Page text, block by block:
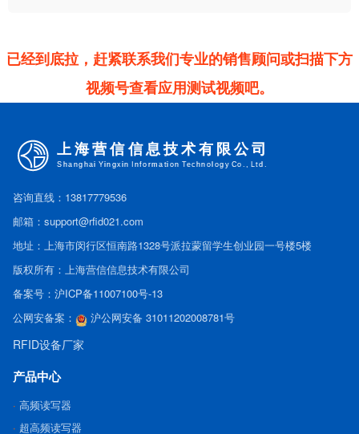
已经到底拉，赶紧联系我们专业的销售顾问或扫描下方
视频号查看应用测试视频吧。
咨询直线：13817779536
邮箱：support@rfid021.com
地址：上海市闵行区恒南路1328号派拉蒙留学生创业园一号楼5楼
版权所有：上海营信信息技术有限公司
备案号： 沪ICP备11007100号-13
公网安备案：
沪公网安备 31011202008781号
RFID设备厂家
产品中心
高频读写器
超高频读写器